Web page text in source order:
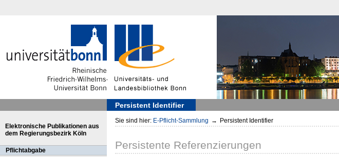
Persistent Identifier
Elektronische Publikationen aus
dem Regierungsbezirk Köln
Pflichtabgabe
Sie sind hier: E-Pflicht-Sammlung → Persistent Identifier
Persistente Referenzierungen